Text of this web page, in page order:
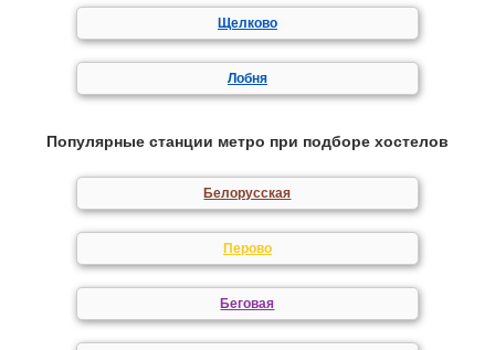
Щелково
Лобня
Популярные станции метро при подборе хостелов
Белорусская
Перово
Беговая